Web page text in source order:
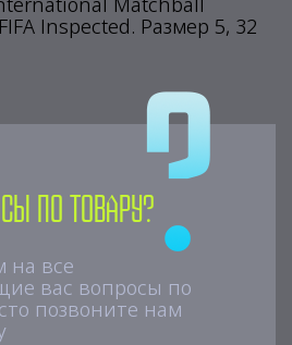
Inspected. Размер 5, 32
по товару?
на все
вас вопросы по
позвоните нам